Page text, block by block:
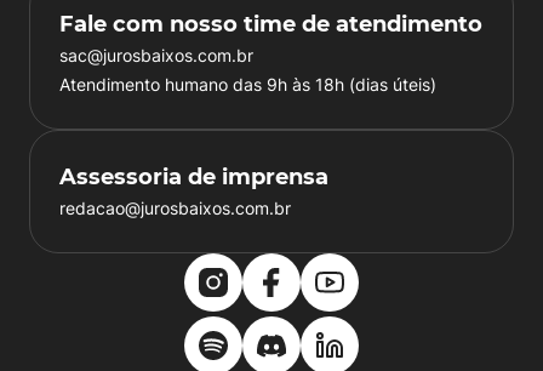
Fale com nosso time de atendimento
sac@jurosbaixos.com.br
Atendimento humano das 9h às 18h (dias úteis)
Assessoria de imprensa
redacao@jurosbaixos.com.br